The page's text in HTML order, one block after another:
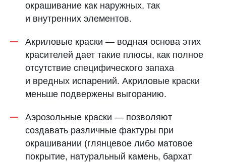
окрашивание как наружных, так
и внутренних элементов.
Акриловые краски — водная основа этих
красителей дает такие плюсы, как полное
отсутствие специфического запаха
и вредных испарений. Акриловые краски
меньше подвержены выгоранию.
Аэрозольные краски — позволяют
создавать различные фактуры при
окрашивании (глянцевое либо матовое
покрытие, натуральный камень, бархат